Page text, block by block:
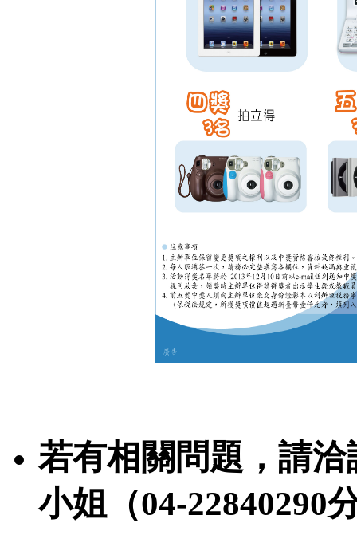
若有相關問題，請
小姐（04-22840290